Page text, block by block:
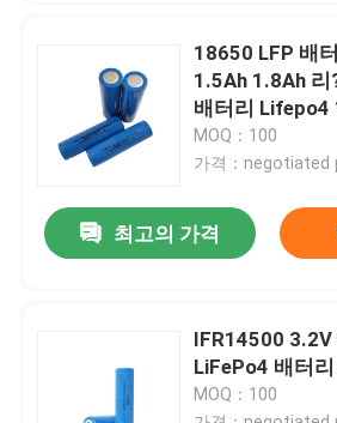
품질 관리
뉴스
리튬 이온 라이프포4 전지
18650 LFP 배
1.5Ah 1.8Ah
배터리 Lifepo4
배터리
MOQ：100
가격：negotiated
최고의 가격
IFR14500
LiFePo4 배터
MOQ：100